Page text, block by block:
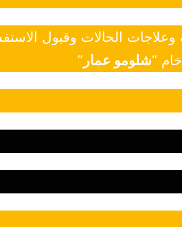
الحالات وقبول
“شلومو عمار ”